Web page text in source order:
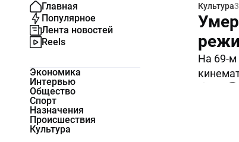
Главная
Популярное
Лента новостей
Reels
Экономика
Интервью
Общество
Спорт
Назначения
Происшествия
Культура
Культура
На 69-м